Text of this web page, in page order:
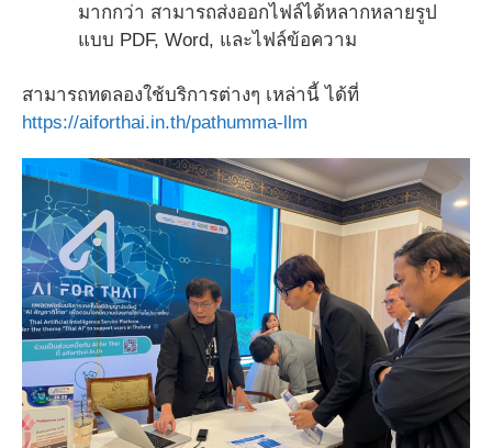
มากกว่า สามารถส่งออกไฟล์ได้หลากหลายรูป
แบบ PDF, Word, และไฟล์ข้อความ
สามารถทดลองใช้บริการต่างๆ เหล่านี้ ได้ที่
https://aiforthai.in.th/pathumma-llm